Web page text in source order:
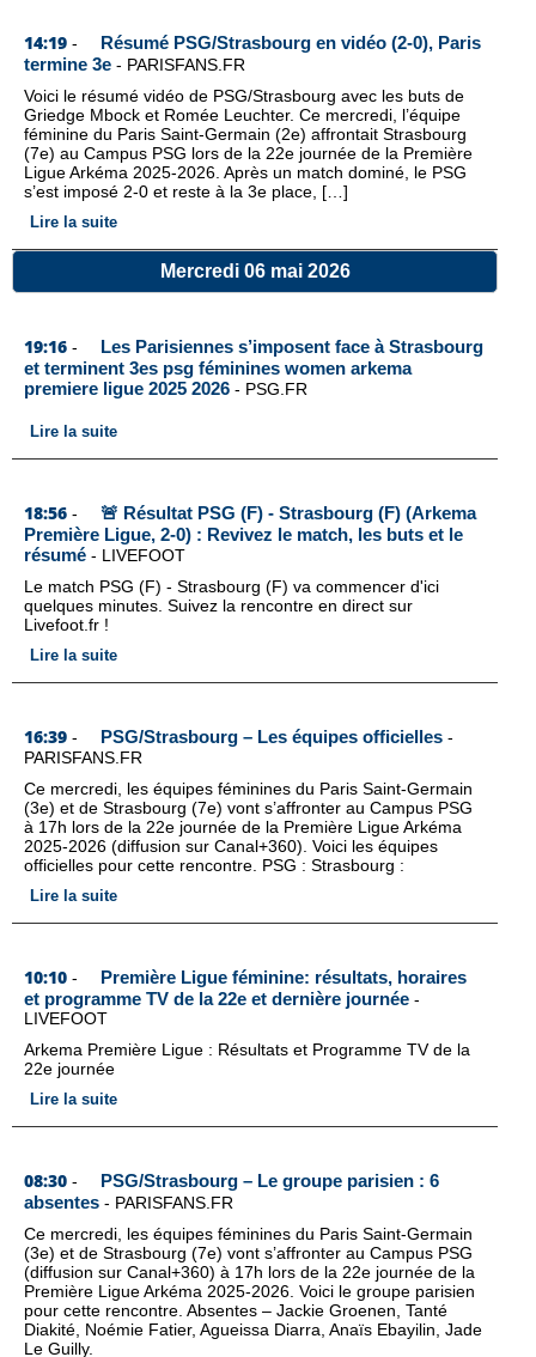
14:19 -
Résumé PSG/Strasbourg en vidéo (2-0), Paris
termine 3e - PARISFANS.FR
Voici le résumé vidéo de PSG/Strasbourg avec les buts de
Griedge Mbock et Romée Leuchter. Ce mercredi, l’équipe
féminine du Paris Saint-Germain (2e) affrontait Strasbourg
(7e) au Campus PSG lors de la 22e journée de la Première
Ligue Arkéma 2025-2026. Après un match dominé, le PSG
s’est imposé 2-0 et reste à la 3e place, […]
Lire la suite
Mercredi 06 mai 2026
19:16 -
Les Parisiennes s’imposent face à Strasbourg
et terminent 3es psg féminines women arkema
premiere ligue 2025 2026 - PSG.FR
Lire la suite
18:56 -
🚨 Résultat PSG (F) - Strasbourg (F) (Arkema
Première Ligue, 2-0) : Revivez le match, les buts et le
résumé - LIVEFOOT
Le match PSG (F) - Strasbourg (F) va commencer d'ici
quelques minutes. Suivez la rencontre en direct sur
Livefoot.fr !
Lire la suite
16:39 - PSG/Strasbourg – Les équipes officielles -
PARISFANS.FR
Ce mercredi, les équipes féminines du Paris Saint-Germain
(3e) et de Strasbourg (7e) vont s’affronter au Campus PSG
à 17h lors de la 22e journée de la Première Ligue Arkéma
2025-2026 (diffusion sur Canal+360). Voici les équipes
officielles pour cette rencontre. PSG : Strasbourg :
Lire la suite
10:10 -
Première Ligue féminine: résultats, horaires
et programme TV de la 22e et dernière journée -
LIVEFOOT
Arkema Première Ligue : Résultats et Programme TV de la
22e journée
Lire la suite
08:30 -
PSG/Strasbourg – Le groupe parisien : 6
absentes - PARISFANS.FR
Ce mercredi, les équipes féminines du Paris Saint-Germain
(3e) et de Strasbourg (7e) vont s’affronter au Campus PSG
(diffusion sur Canal+360) à 17h lors de la 22e journée de la
Première Ligue Arkéma 2025-2026. Voici le groupe parisien
pour cette rencontre. Absentes – Jackie Groenen, Tanté
Diakité, Noémie Fatier, Agueissa Diarra, Anaïs Ebayilin, Jade
Le Guilly.